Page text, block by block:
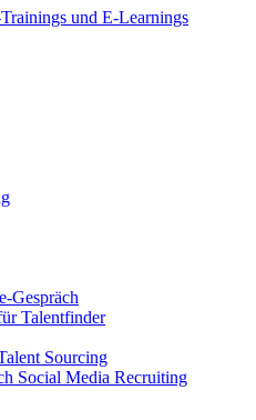
und E-Learnings
Gespräch
Talentfinder
Sourcing
Social Media Recruiting